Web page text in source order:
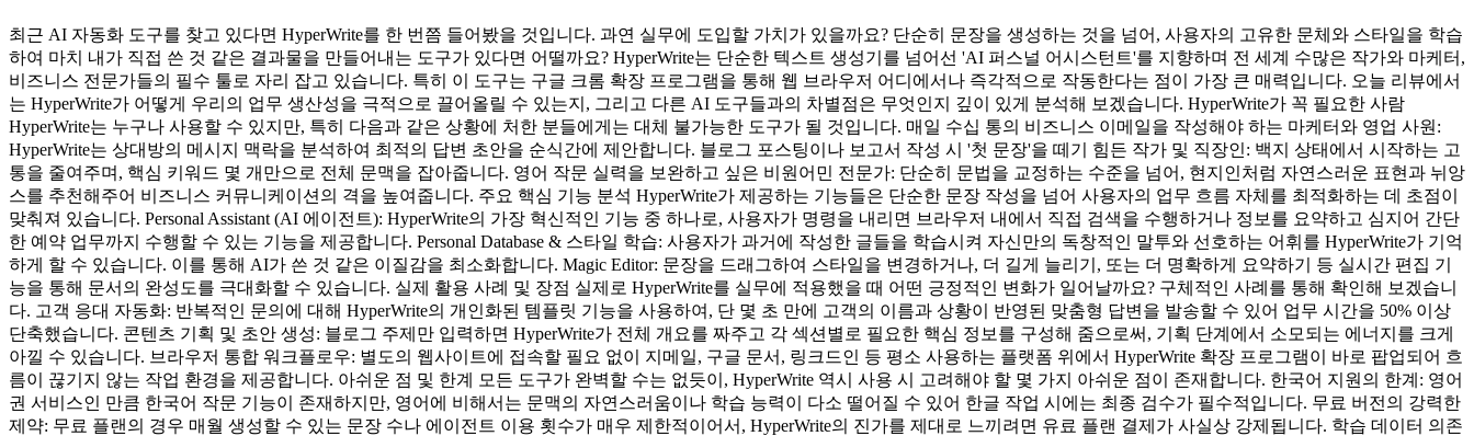
최근 AI 자동화 도구를 찾고 있다면 HyperWrite를 한 번쯤 들어봤을 것입니다. 과연 실무에 도입할 가치가 있을까요? 단순히 문장을 생성하는 것을 넘어, 사용자의 고유한 문체와 스타일을 학습
하여 마치 내가 직접 쓴 것 같은 결과물을 만들어내는 도구가 있다면 어떨까요? HyperWrite는 단순한 텍스트 생성기를 넘어선 'AI 퍼스널 어시스턴트'를 지향하며 전 세계 수많은 작가와 마케터,
비즈니스 전문가들의 필수 툴로 자리 잡고 있습니다. 특히 이 도구는 구글 크롬 확장 프로그램을 통해 웹 브라우저 어디에서나 즉각적으로 작동한다는 점이 가장 큰 매력입니다. 오늘 리뷰에서
는 HyperWrite가 어떻게 우리의 업무 생산성을 극적으로 끌어올릴 수 있는지, 그리고 다른 AI 도구들과의 차별점은 무엇인지 깊이 있게 분석해 보겠습니다. HyperWrite가 꼭 필요한 사람
HyperWrite는 누구나 사용할 수 있지만, 특히 다음과 같은 상황에 처한 분들에게는 대체 불가능한 도구가 될 것입니다. 매일 수십 통의 비즈니스 이메일을 작성해야 하는 마케터와 영업 사원:
HyperWrite는 상대방의 메시지 맥락을 분석하여 최적의 답변 초안을 순식간에 제안합니다. 블로그 포스팅이나 보고서 작성 시 '첫 문장'을 떼기 힘든 작가 및 직장인: 백지 상태에서 시작하는 고
통을 줄여주며, 핵심 키워드 몇 개만으로 전체 문맥을 잡아줍니다. 영어 작문 실력을 보완하고 싶은 비원어민 전문가: 단순히 문법을 교정하는 수준을 넘어, 현지인처럼 자연스러운 표현과 뉘앙
스를 추천해주어 비즈니스 커뮤니케이션의 격을 높여줍니다. 주요 핵심 기능 분석 HyperWrite가 제공하는 기능들은 단순한 문장 작성을 넘어 사용자의 업무 흐름 자체를 최적화하는 데 초점이
맞춰져 있습니다. Personal Assistant (AI 에이전트): HyperWrite의 가장 혁신적인 기능 중 하나로, 사용자가 명령을 내리면 브라우저 내에서 직접 검색을 수행하거나 정보를 요약하고 심지어 간단
한 예약 업무까지 수행할 수 있는 기능을 제공합니다. Personal Database & 스타일 학습: 사용자가 과거에 작성한 글들을 학습시켜 자신만의 독창적인 말투와 선호하는 어휘를 HyperWrite가 기억
하게 할 수 있습니다. 이를 통해 AI가 쓴 것 같은 이질감을 최소화합니다. Magic Editor: 문장을 드래그하여 스타일을 변경하거나, 더 길게 늘리기, 또는 더 명확하게 요약하기 등 실시간 편집 기
능을 통해 문서의 완성도를 극대화할 수 있습니다. 실제 활용 사례 및 장점 실제로 HyperWrite를 실무에 적용했을 때 어떤 긍정적인 변화가 일어날까요? 구체적인 사례를 통해 확인해 보겠습니
다. 고객 응대 자동화: 반복적인 문의에 대해 HyperWrite의 개인화된 템플릿 기능을 사용하여, 단 몇 초 만에 고객의 이름과 상황이 반영된 맞춤형 답변을 발송할 수 있어 업무 시간을 50% 이상
단축했습니다. 콘텐츠 기획 및 초안 생성: 블로그 주제만 입력하면 HyperWrite가 전체 개요를 짜주고 각 섹션별로 필요한 핵심 정보를 구성해 줌으로써, 기획 단계에서 소모되는 에너지를 크게
아낄 수 있습니다. 브라우저 통합 워크플로우: 별도의 웹사이트에 접속할 필요 없이 지메일, 구글 문서, 링크드인 등 평소 사용하는 플랫폼 위에서 HyperWrite 확장 프로그램이 바로 팝업되어 흐
름이 끊기지 않는 작업 환경을 제공합니다. 아쉬운 점 및 한계 모든 도구가 완벽할 수는 없듯이, HyperWrite 역시 사용 시 고려해야 할 몇 가지 아쉬운 점이 존재합니다. 한국어 지원의 한계: 영어
권 서비스인 만큼 한국어 작문 기능이 존재하지만, 영어에 비해서는 문맥의 자연스러움이나 학습 능력이 다소 떨어질 수 있어 한글 작업 시에는 최종 검수가 필수적입니다. 무료 버전의 강력한
제약: 무료 플랜의 경우 매월 생성할 수 있는 문장 수나 에이전트 이용 횟수가 매우 제한적이어서, HyperWrite의 진가를 제대로 느끼려면 유료 플랜 결제가 사실상 강제됩니다. 학습 데이터 의존